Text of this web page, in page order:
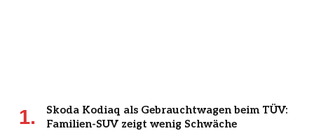
Skoda Kodiaq als Gebrauchtwagen beim TÜV:
Familien-SUV zeigt wenig Schwäche